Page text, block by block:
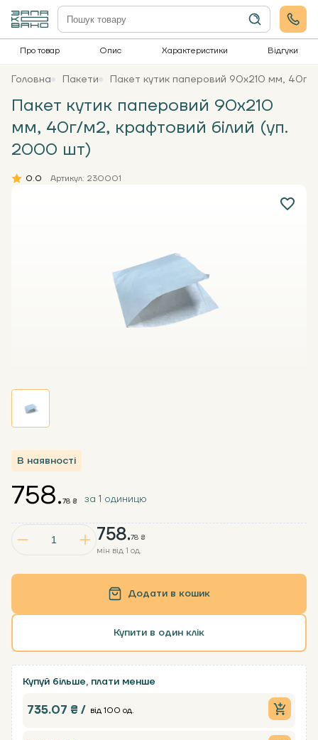
Про товар Опис Характеристики Відгуки
Головна Пакети Пакет кутик паперовий 90х210 мм, 40г/
Пакет кутик паперовий 90х210
мм, 40г/м2, крафтовий білий (уп.
2000 шт)
0.0 Артикул: 230001
В наявності
758.78 ₴
мін від 1 од.
758.78 ₴ за 1 одиницю
Додати в кошик
Купити в один клік
Купуй більше, плати менше
735.07 ₴ / від 100 од.